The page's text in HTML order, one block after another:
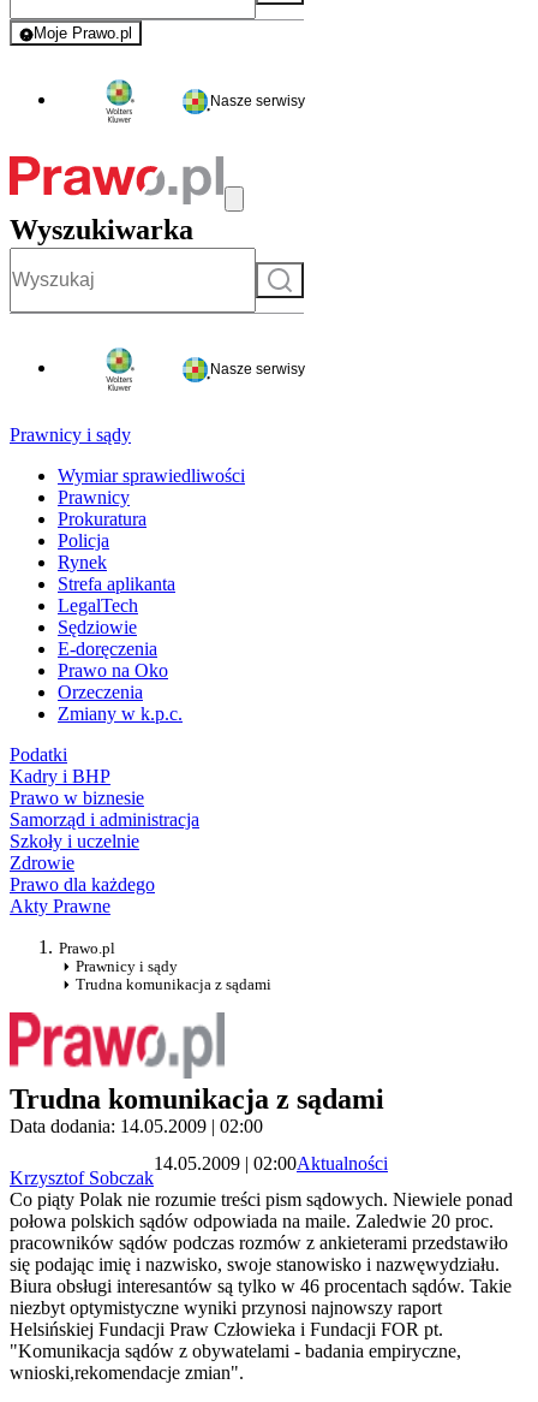
Moje Prawo.pl
- rejestracja i logowanie do serwisu
Nasze serwisy
Wyszukiwarka
Szukaj
Nasze serwisy
Prawnicy i sądy
Wymiar sprawiedliwości
Prawnicy
Prokuratura
Policja
Rynek
Strefa aplikanta
LegalTech
Sędziowie
E-doręczenia
Prawo na Oko
Orzeczenia
Zmiany w k.p.c.
Podatki
Kadry i BHP
Prawo w biznesie
Samorząd i administracja
Szkoły i uczelnie
Zdrowie
Prawo dla każdego
Akty Prawne
Prawo.pl
Prawnicy i sądy
Trudna komunikacja z sądami
Trudna komunikacja z sądami
Data dodania: 14.05.2009 | 02:00
Krzysztof Sobczak
14.05.2009 | 02:00Aktualności
Co piąty Polak nie rozumie treści pism sądowych. Niewiele ponad
połowa polskich sądów odpowiada na maile. Zaledwie 20 proc.
pracowników sądów podczas rozmów z ankieterami przedstawiło
się podając imię i nazwisko, swoje stanowisko i nazwęwydziału.
Biura obsługi interesantów są tylko w 46 procentach sądów. Takie
niezbyt optymistyczne wyniki przynosi najnowszy raport
Helsińskiej Fundacji Praw Człowieka i Fundacji FOR pt.
"Komunikacja sądów z obywatelami - badania empiryczne,
wnioski,rekomendacje zmian".